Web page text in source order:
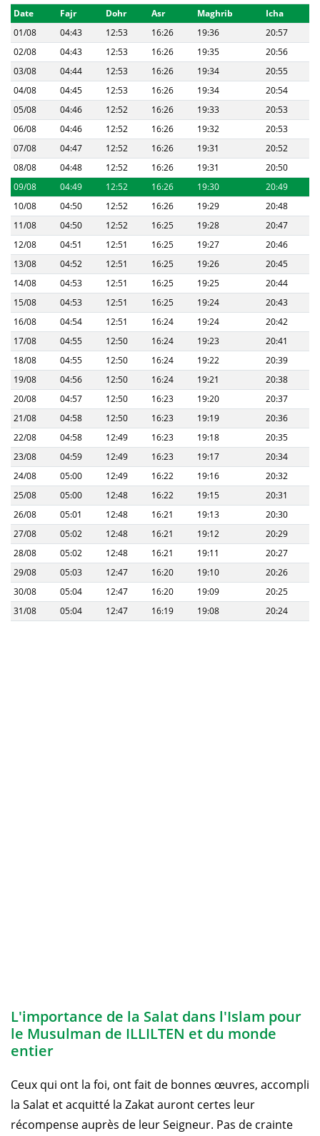
Date Fajr Dohr Asr Maghrib
Icha
01/08
04:43 12:53 16:26 19:36
20:57
02/08
04:43 12:53 16:26 19:35
20:56
03/08
04:44 12:53 16:26 19:34
20:55
04/08
04:45 12:53 16:26 19:34
20:54
05/08
04:46 12:52 16:26 19:33
20:53
06/08
04:46 12:52 16:26 19:32
20:53
07/08
04:47 12:52 16:26 19:31
20:52
08/08
04:48 12:52 16:26 19:31
20:50
09/08
04:49 12:52 16:26 19:30
20:49
10/08
04:50 12:52 16:26 19:29
20:48
11/08
04:50 12:52 16:25 19:28
20:47
12/08
04:51 12:51 16:25 19:27
20:46
13/08
04:52 12:51 16:25 19:26
20:45
14/08
04:53 12:51 16:25 19:25
20:44
15/08
04:53 12:51 16:25 19:24
20:43
16/08
04:54 12:51 16:24 19:24
20:42
17/08
04:55 12:50 16:24 19:23
20:41
18/08
04:55 12:50 16:24 19:22
20:39
19/08
04:56 12:50 16:24 19:21
20:38
20/08
04:57 12:50 16:23 19:20
20:37
21/08
04:58 12:50 16:23 19:19
20:36
22/08
04:58 12:49 16:23 19:18
20:35
23/08
04:59 12:49 16:23 19:17
20:34
24/08
05:00 12:49 16:22 19:16
20:32
25/08
05:00 12:48 16:22 19:15
20:31
26/08
05:01 12:48 16:21 19:13
20:30
27/08
05:02 12:48 16:21 19:12
20:29
28/08
05:02 12:48 16:21 19:11
20:27
29/08
05:03 12:47 16:20 19:10
20:26
30/08
05:04 12:47 16:20 19:09
20:25
31/08
05:04 12:47 16:19 19:08 20:24
L'importance de la Salat dans l'Islam pour
le Musulman de ILLILTEN et du monde
entier
Ceux qui ont la foi, ont fait de bonnes œuvres, accompli
la Salat et acquitté la Zakat auront certes leur
récompense auprès de leur Seigneur. Pas de crainte